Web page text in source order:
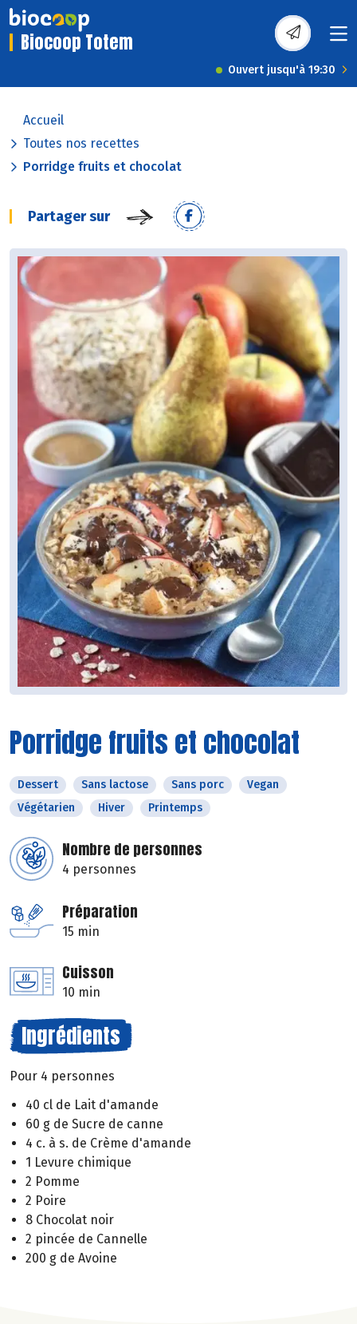
Biocoop Totem
Ouvert jusqu'à 19:30
Accueil
Toutes nos recettes
Porridge fruits et chocolat
Partager sur
Porridge fruits et chocolat
Dessert Sans lactose Sans porc
Vegan
Végétarien
Hiver Printemps
Nombre de personnes
4 personnes
Préparation
15 min
Cuisson
10 min
Ingrédients
Pour 4 personnes
40 cl de Lait d'amande
60 g de Sucre de canne
4 c. à s. de Crème d'amande
1 Levure chimique
2 Pomme
2 Poire
8 Chocolat noir
2 pincée de Cannelle
200 g de Avoine